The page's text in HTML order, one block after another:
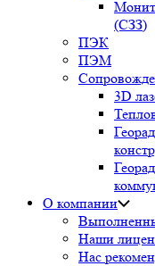
(СЗЗ)
ПЭК
ПЭМ
3D
О компании
Наши
Нас